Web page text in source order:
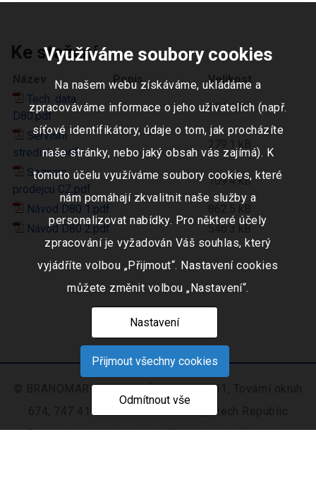
Ke stažení
Název Popis
Velikost
Tech. data
D80.pdf
81.7 kB
Servisni
strediska.pdf
279.1 kB
Seznam
prodejcu CZ.pdf
109.4 kB
Návod D80 1.pdf
862.5 kB
Návod D80 2.pdf
546.3 kB
© BRANOMARKET s.r.o., IČO: 253 51 311, Tovární okruh
674, 747 41 Hradec nad Moravicí, Czech Republic
Zapsaná v obchodním rejstříku vedeném Krajským
Využíváme soubory cookies
Na našem webu získáváme, ukládáme a
zpracováváme informace o jeho uživatelích (např.
síťové identifikátory, údaje o tom, jak procházíte
naše stránky, nebo jaký obsah vás zajímá). K
tomuto účelu využíváme soubory cookies, které
nám pomáhají zkvalitnit naše služby a
personalizovat nabídky. Pro některé účely
zpracování je vyžadován Váš souhlas, který
vyjádříte volbou „Přijmout“. Nastavení cookies
můžete změnit volbou „Nastavení“.
Nastavení
Přijmout všechny cookies
Odmítnout vše